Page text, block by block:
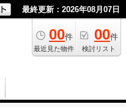
最終更新：2026年08月07日
00件
最近見た物件
00件
検討リスト